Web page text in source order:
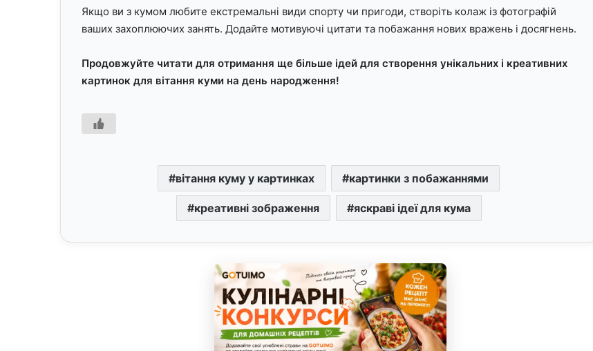
Якщо ви з кумом любите екстремальні види спорту чи пригоди, створіть колаж із фотографій
ваших захоплюючих занять. Додайте мотивуючі цитати та побажання нових вражень і досягнень.
Продовжуйте читати для отримання ще більше ідей для створення унікальних і креативних
картинок для вітання куми на день народження!
вітання куму у картинках картинки з побажаннями
креативні зображення яскраві ідеї для кума